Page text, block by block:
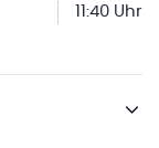
11:40 Uhr